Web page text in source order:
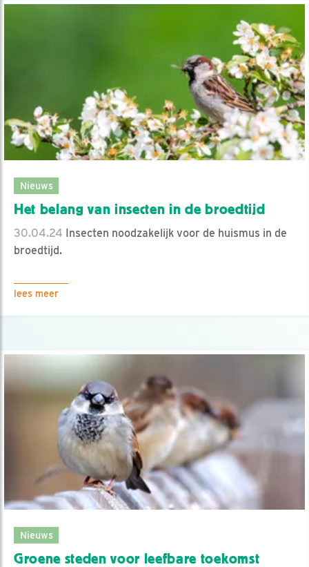
Nieuws
Het belang van insecten in de broedtijd
30.04.24 Insecten noodzakelijk voor de huismus in de
broedtijd.
lees meer
Nieuws
Groene steden voor leefbare toekomst